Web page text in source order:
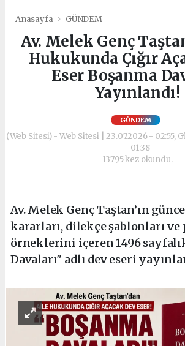
Anasayfa GÜNDEM
Av. Melek Genç
Hukukunda Çığır
Eser Boşanma
Yayınlandı!
GÜNDEM
(Web Sitesi) - Web Sitesi | 23.07.2026 - 02:55,
- 01:38
13795 kez okundu.
Av. Melek Genç Taştan’ın
kararları, dilekçe şablonları
örneklerini içeren 1496
Davaları" adlı dev eseri